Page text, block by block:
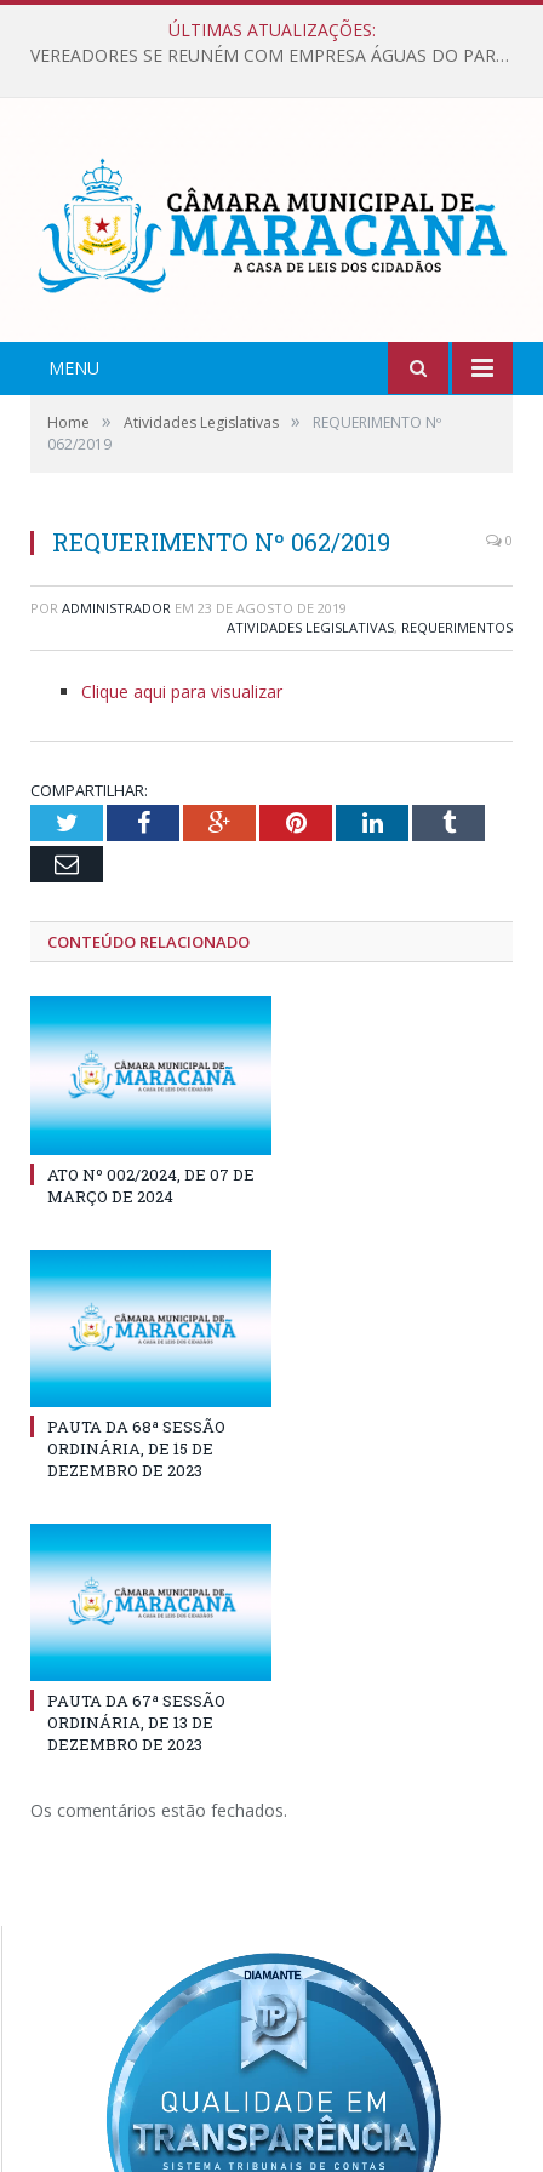
ÚLTIMAS ATUALIZAÇÕES:
VEREADORES SE REUNÉM COM EMPRESA ÁGUAS DO PARÁ, PARA APRESENTAR REIVINDICAÇÕES E MELHORIAS NA QUALIDADE DOS SERVIÇOS OFERECIDOS Á POPULAÇÃO.
MENU
Home » Atividades Legislativas »
REQUERIMENTO Nº
062/2019
REQUERIMENTO Nº 062/2019 0
POR ADMINISTRADOR EM 23 DE AGOSTO DE 2019
ATIVIDADES LEGISLATIVAS, REQUERIMENTOS
Clique aqui para visualizar
COMPARTILHAR:
TwitterFacebookGoogle+PinterestLinkedInTumblr
Email
CONTEÚDO RELACIONADO
ATO Nº 002/2024, DE 07 DE
MARÇO DE 2024
PAUTA DA 68ª SESSÃO
ORDINÁRIA, DE 15 DE
DEZEMBRO DE 2023
PAUTA DA 67ª SESSÃO
ORDINÁRIA, DE 13 DE
DEZEMBRO DE 2023
Os comentários estão fechados.